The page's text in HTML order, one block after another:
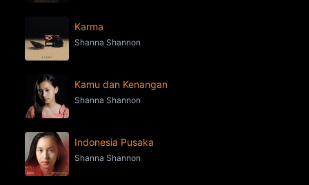
Karma
Shanna Shannon
Kamu dan Kenangan
Shanna Shannon
Indonesia Pusaka
Shanna Shannon